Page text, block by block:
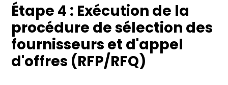
Étape 4 : Exécution de la
procédure de sélection des
fournisseurs et d'appel
d'offres (RFP/RFQ)